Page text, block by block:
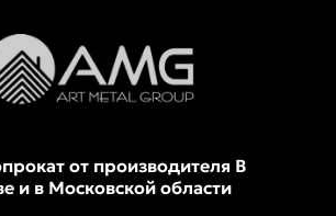
от производителя В
и в Московской области